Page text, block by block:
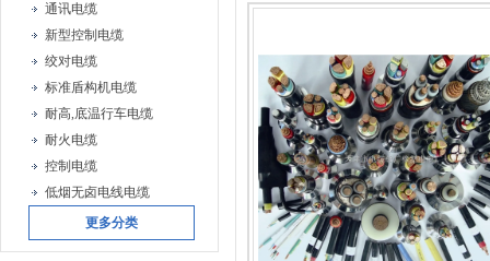
通讯电缆
新型控制电缆
绞对电缆
标准盾构机电缆
耐高,底温行车电缆
耐火电缆
控制电缆
低烟无卤电线电缆
更多分类